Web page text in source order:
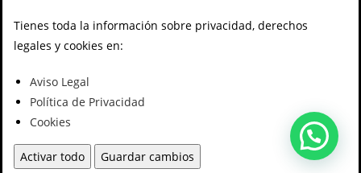
Tienes toda la información sobre privacidad, derechos
legales y cookies en:
Aviso Legal
Política de Privacidad
Cookies
Activar todo Guardar cambios